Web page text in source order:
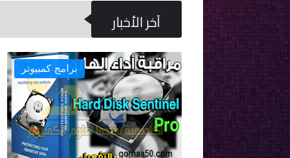
آخر الأخبار
اسطوانات